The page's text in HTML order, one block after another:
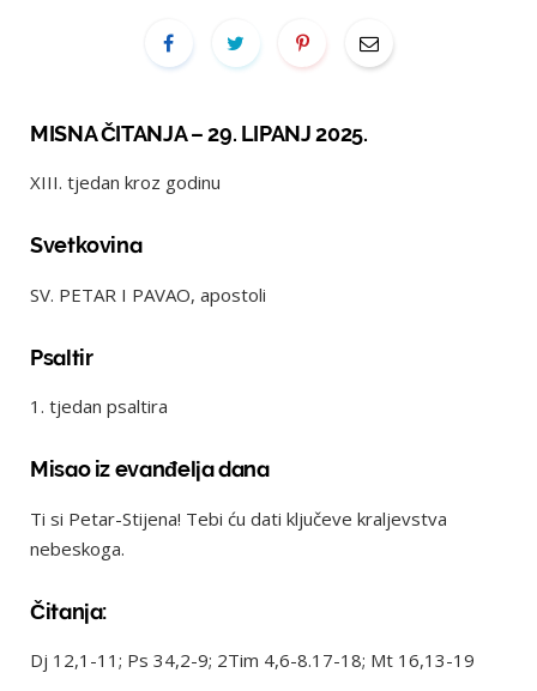
MISNA ČITANJA – 29. LIPANJ 2025.
XIII. tjedan kroz godinu
Svetkovina
SV. PETAR I PAVAO, apostoli
Psaltir
1. tjedan psaltira
Misao iz evanđelja dana
Ti si Petar-Stijena! Tebi ću dati ključeve kraljevstva
nebeskoga.
Čitanja:
Dj 12,1-11; Ps 34,2-9; 2Tim 4,6-8.17-18; Mt 16,13-19